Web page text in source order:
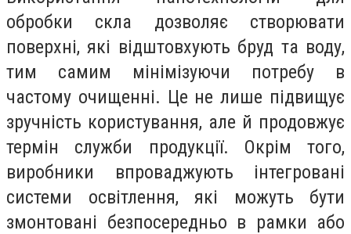
обробки скла дозволяє створювати
поверхні, які відштовхують бруд та воду,
тим самим мінімізуючи потребу в
частому очищенні. Це не лише підвищує
зручність користування, але й продовжує
термін служби продукції. Окрім того,
виробники впроваджують інтегровані
системи освітлення, які можуть бути
змонтовані безпосередньо в рамки або